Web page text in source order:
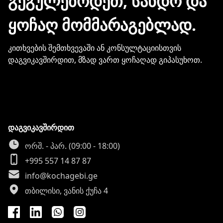
ინფორმაციის გაზიარება.
ᲧᲝᲩᲐᲦ ᲛᲝᲛᲛᲐᲠᲐᲒᲔᲑᲚᲐᲓ.
კითხვების შემთხვევაში ან კონსულტაციისთვის
დაგვიკავშირდით, მზად ვართ ყოჩაღად გიპასუხოთ.
დაგვიკავშირდით
ორშ. - პარ. (09:00 - 18:00)
+995 557 14 87 87
info@kochagebi.ge
თბილისი, ვანის ქუჩა 4